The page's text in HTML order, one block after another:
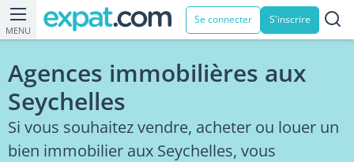
MENU
Se connecter S'inscrire
Agences immobilières aux
Seychelles
Si vous souhaitez vendre, acheter ou louer un
bien immobilier aux Seychelles, vous